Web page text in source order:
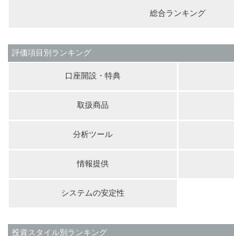
総合ランキング
評価項目別ランキング
口座開設・特典
取扱商品
分析ツール
情報提供
システムの安定性
投資スタイル別ランキング